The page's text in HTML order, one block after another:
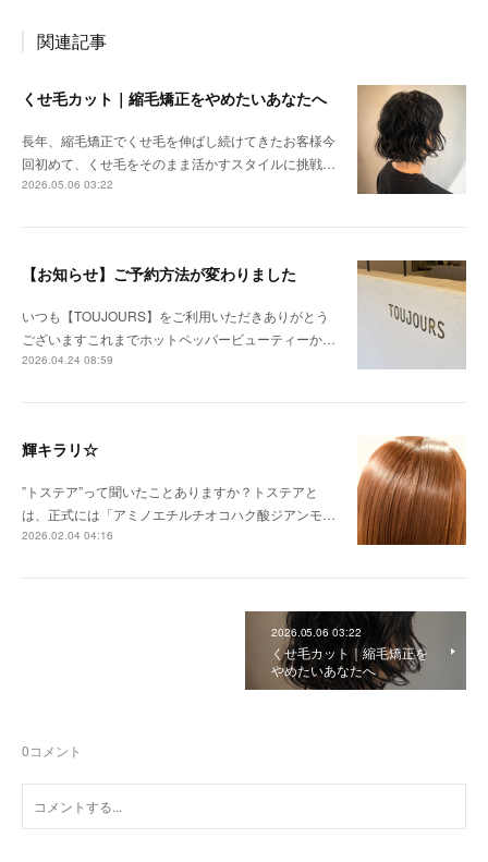
関連記事
くせ毛カット｜縮毛矯正をやめたいあなたへ
長年、縮毛矯正でくせ毛を伸ばし続けてきたお客様今
回初めて、くせ毛をそのまま活かすスタイルに挑戦…
2026.05.06 03:22
【お知らせ】ご予約方法が変わりました
いつも【TOUJOURS】をご利用いただきありがとう
ございますこれまでホットペッパービューティーか…
2026.04.24 08:59
輝キラリ☆
”トステア”って聞いたことありますか？トステアと
は、正式には「アミノエチルチオコハク酸ジアンモ…
2026.02.04 04:16
2026.05.06 03:22
くせ毛カット｜縮毛矯正を
やめたいあなたへ
0コメント